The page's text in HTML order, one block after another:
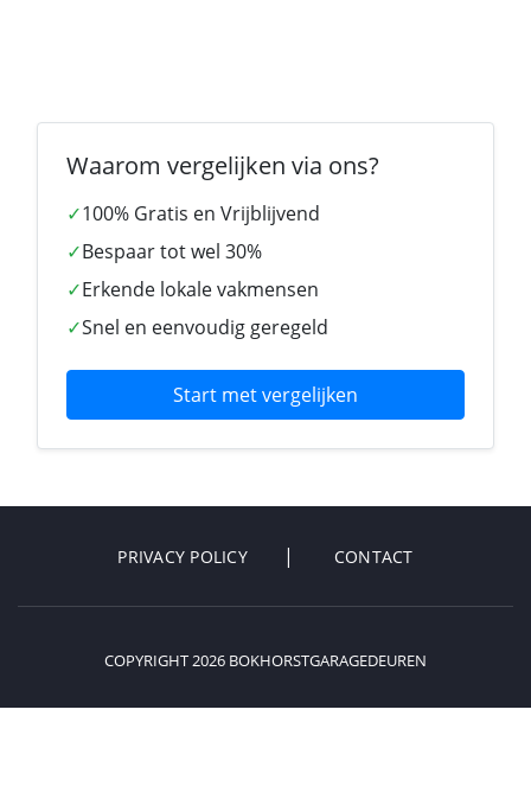
Waarom vergelijken via ons?
✓100% Gratis en Vrijblijvend
✓Bespaar tot wel 30%
✓Erkende lokale vakmensen
✓Snel en eenvoudig geregeld
Start met vergelijken
PRIVACY POLICY CONTACT
COPYRIGHT 2026 BOKHORSTGARAGEDEUREN